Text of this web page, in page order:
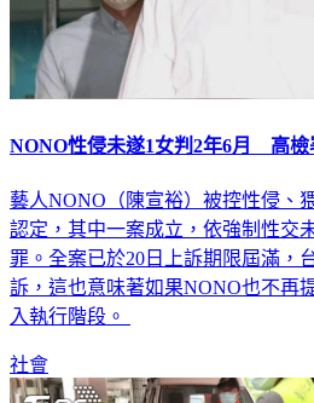
NONO性侵未遂1女判2年6月 高檢
藝人NONO（陳宣裕）被控性侵、
認定，其中一案成立，依強制性交
罪。全案已於20日上訴期限屆滿，
訴，這也意味著如果NONO也不再
入執行階段。
社會